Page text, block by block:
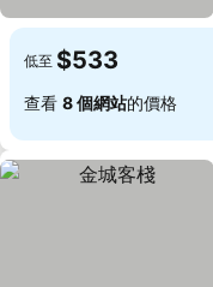
低至 $533
查看 8 個網站的價格